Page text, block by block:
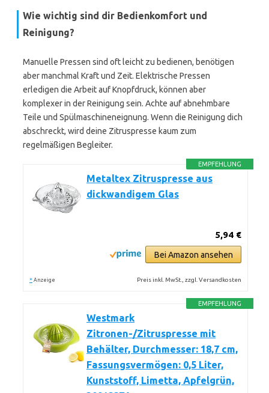
Wie wichtig sind dir Bedienkomfort und
Reinigung?
Manuelle Pressen sind oft leicht zu bedienen, benötigen
aber manchmal Kraft und Zeit. Elektrische Pressen
erledigen die Arbeit auf Knopfdruck, können aber
komplexer in der Reinigung sein. Achte auf abnehmbare
Teile und Spülmaschineneignung. Wenn die Reinigung dich
abschreckt, wird deine Zitruspresse kaum zum
regelmäßigen Begleiter.
EMPFEHLUNG
Metaltex Zitruspresse aus
dickwandigem Glas
5,94 €
Bei Amazon ansehen
* Anzeige Preis inkl. MwSt., zzgl. Versandkosten
EMPFEHLUNG
Westmark
Zitronen-/Zitruspresse mit
Behälter, Durchmesser: 18,7 cm,
Fassungsvermögen: 0,5 Liter,
Kunststoff, Limetta, Apfelgrün,